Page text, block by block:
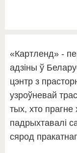
«Картленд» -
адзіны ў
цэнтр з
узроўневай
тых, хто прагне
падрыхтавалі
сярод